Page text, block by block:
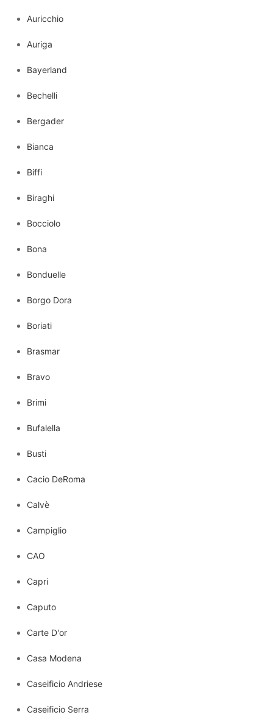
Auricchio
Auriga
Bayerland
Bechelli
Bergader
Bianca
Biffi
Biraghi
Bocciolo
Bona
Bonduelle
Borgo Dora
Boriati
Brasmar
Bravo
Brimi
Bufalella
Busti
Cacio DeRoma
Calvè
Campiglio
CAO
Capri
Caputo
Carte D'or
Casa Modena
Caseificio Andriese
Caseificio Serra